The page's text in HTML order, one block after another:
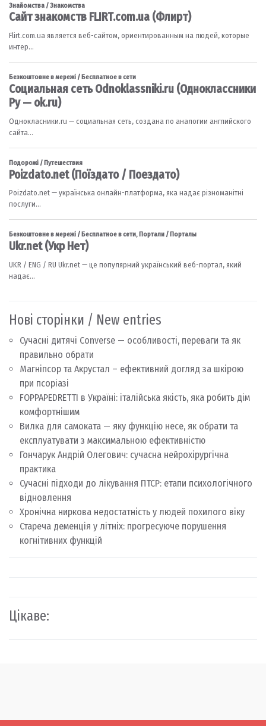
Нові сторінки / New entries
Сучасні дитячі Converse — особливості, переваги та як
правильно обрати
Магніпсор та Акрустал – ефективний догляд за шкірою
при псоріазі
FOPPAPEDRETTI в Україні: італійська якість, яка робить дім
комфортнішим
Вилка для самоката — яку функцію несе, як обрати та
експлуатувати з максимальною ефективністю
Гончарук Андрій Олегович: сучасна нейрохірургічна
практика
Сучасні підходи до лікування ПТСР: етапи психологічного
відновлення
Хронічна ниркова недостатність у людей похилого віку
Стареча деменція у літніх: прогресуюче порушення
когнітивних функцій
Цікаве: